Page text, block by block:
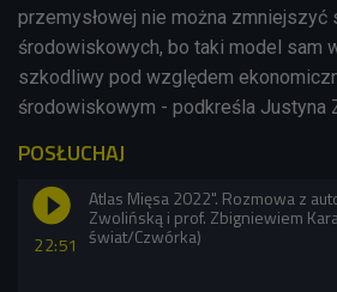
przemysłowej nie można zmniejszyć
środowiskowych, bo taki model sam
szkodliwy pod względem
środowiskowym - podkreśla Justyna
POSŁUCHAJ
22:51
Atlas Mięsa 2022". Rozmowa z
Zwolińską i prof. Zbigniewiem
świat/Czwórka)